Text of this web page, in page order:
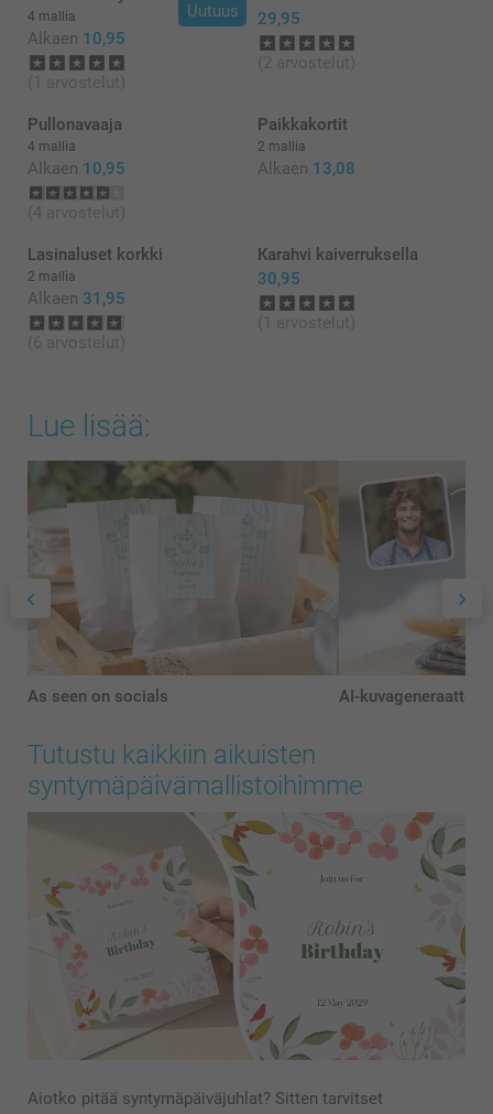
Uutuus
4 mallia
Alkaen 10,95
(1 arvostelut)
29,95
(2 arvostelut)
Pullonavaaja
4 mallia
Alkaen 10,95
(4 arvostelut)
Paikkakortit
2 mallia
Alkaen 13,08
Lasinaluset korkki
2 mallia
Alkaen 31,95
(6 arvostelut)
Karahvi kaiverruksella
30,95
(1 arvostelut)
Lue lisää:
As seen on socials AI-kuvageneraattori
Tutustu kaikkiin aikuisten
syntymäpäivämallistoihimme
Aiotko pitää syntymäpäiväjuhlat? Sitten tarvitset